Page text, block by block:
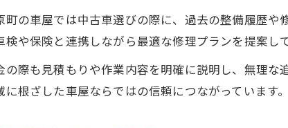
損保保険と
車屋が車検
町の車屋では中古車選びの際に、過去の整備履歴
や保険と連携しながら最適な修理プランを提案し
の際も見積もりや作業内容を明確に説明し、無理
根ざした車屋ならではの信頼につながっています。